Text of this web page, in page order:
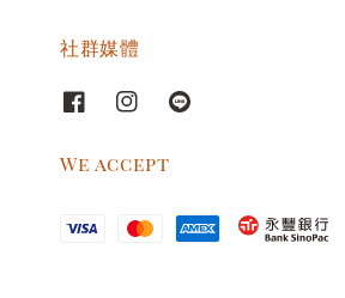
社群媒體
We accept